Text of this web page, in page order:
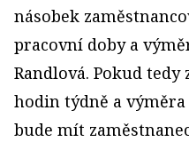
násobek
pracovní doby a
Randlová. Pokud tedy
hodin týdně a
bude mít